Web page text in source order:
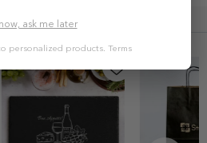
are buying
ask me later
personalized products. Terms